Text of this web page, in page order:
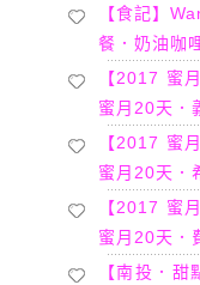
【食記】
餐．奶油咖
【2017 蜜
蜜月20天．
【2017 蜜
蜜月20天．
【2017 蜜
蜜月20天．
【南投．